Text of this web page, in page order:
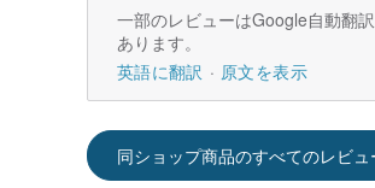
一部のレビューはGoogle自動翻
あります。
英語に翻訳
原文を表示
同ショップ商品のすべてのレビュ